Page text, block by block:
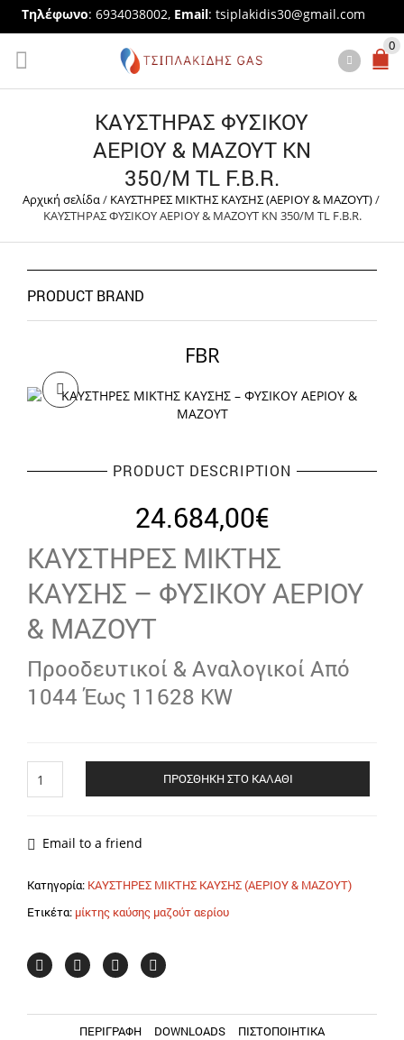
Τηλέφωνο: 6934038002, Email: tsiplakidis30@gmail.com
0
ΚΑΥΣΤΗΡΑΣ ΦΥΣΙΚΟΥ
ΑΕΡΙΟΥ & ΜΑΖΟΥΤ KN
350/M TL F.B.R.
Αρχική σελίδα/ ΚΑΥΣΤΗΡΕΣ ΜΙΚΤΗΣ ΚΑΥΣΗΣ (ΑΕΡΙΟΥ & ΜΑΖΟΥΤ)/
ΚΑΥΣΤΗΡΑΣ ΦΥΣΙΚΟΥ ΑΕΡΙΟΥ & ΜΑΖΟΥΤ KN 350/M TL F.B.R.
PRODUCT DESCRIPTION
24.684,00€
ΚΑΥΣΤΗΡΕΣ ΜΙΚΤΗΣ
ΚΑΥΣΗΣ – ΦΥΣΙΚΟΥ ΑΕΡΙΟΥ
& ΜΑΖΟΥΤ
Προοδευτικοί & Αναλογικοί Από
1044 Έως 11628 KW
ΦΥΣΙΚΟΥ
ΜΑΖΟΥΤ
350/M
TL
F.B.R.
ΠΡΟΣΘΉΚΗ ΣΤΟ ΚΑΛΆΘΙ
Email to a friend
Κατηγορία: ΚΑΥΣΤΗΡΕΣ ΜΙΚΤΗΣ ΚΑΥΣΗΣ (ΑΕΡΙΟΥ & ΜΑΖΟΥΤ)
Ετικέτα: μίκτης καύσης μαζούτ αερίου
ΠΕΡΙΓΡΑΦΉ DOWNLOADS ΠΙΣΤΟΠΟΙΗΤΙΚΑ
PRODUCT BRAND
FBR